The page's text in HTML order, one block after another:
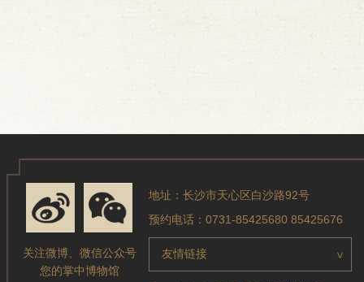
关注微博、微信公众号
您的掌中博物馆
地址：长沙市天心区白沙路92号
预约电话：0731-85425680 85425676
友情链接 >